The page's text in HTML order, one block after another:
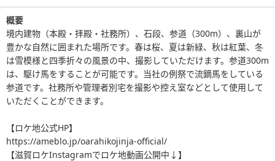
概要
境内建物（本殿・拝殿・社務所）、石段、参道（300m）、裏山が
豊かな自然に囲まれた場所です。春は桜、夏は新緑、秋は紅葉、冬
は雪模様と四季折々の風景の中、撮影していただけます。参道300m
は、駆け馬をすることが可能です。当社の例祭で流鏑馬をしている
参道です。社務所や管理者別宅を撮影や控え室などとして使用して
いただくことができます。
【ロケ地公式HP】
https://ameblo.jp/oarahikojinja-official/
【滋賀ロケInstagramでロケ地動画公開中↓】